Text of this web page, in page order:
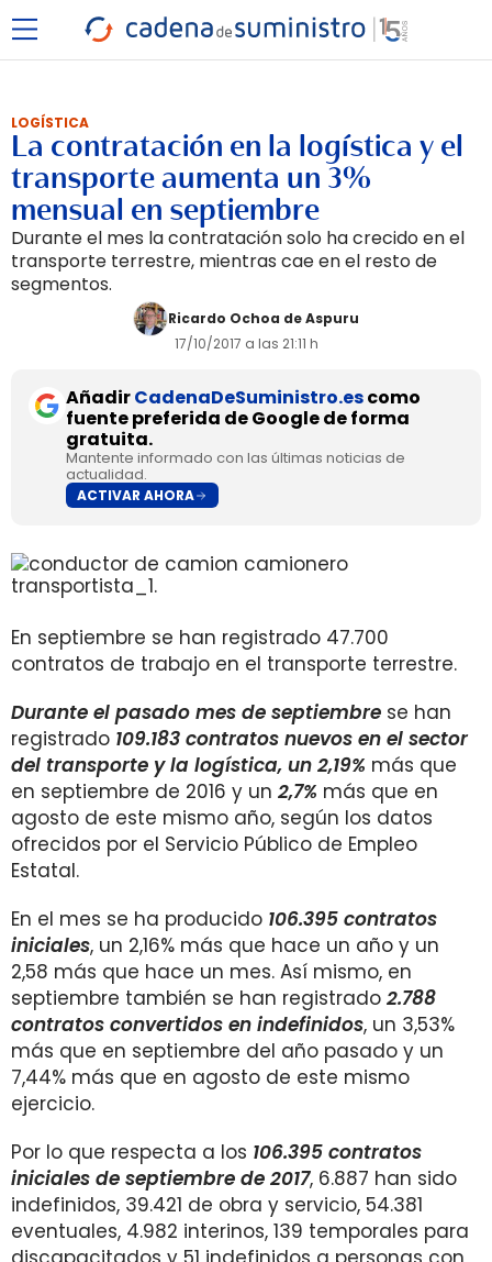
LOGÍSTICA
La contratación en la logística y el
transporte aumenta un 3%
mensual en septiembre
Durante el mes la contratación solo ha crecido en el
transporte terrestre, mientras cae en el resto de
segmentos.
Ricardo Ochoa de Aspuru
17/10/2017 a las 21:11 h
AñadirCadenaDeSuministro.escomo
fuente preferida de Google de forma
gratuita.
Mantente informado con las últimas noticias de
actualidad.
ACTIVAR AHORA
En septiembre se han registrado 47.700
contratos de trabajo en el transporte terrestre.
Durante el pasado mes de septiembre se han
registrado 109.183 contratos nuevos en el sector
del transporte y la logística, un 2,19% más que
en septiembre de 2016 y un 2,7% más que en
agosto de este mismo año, según los datos
ofrecidos por el Servicio Público de Empleo
Estatal.
En el mes se ha producido 106.395 contratos
iniciales, un 2,16% más que hace un año y un
2,58 más que hace un mes. Así mismo, en
septiembre también se han registrado 2.788
contratos convertidos en indefinidos, un 3,53%
más que en septiembre del año pasado y un
7,44% más que en agosto de este mismo
ejercicio.
Por lo que respecta a los 106.395 contratos
iniciales de septiembre de 2017, 6.887 han sido
indefinidos, 39.421 de obra y servicio, 54.381
eventuales, 4.982 interinos, 139 temporales para